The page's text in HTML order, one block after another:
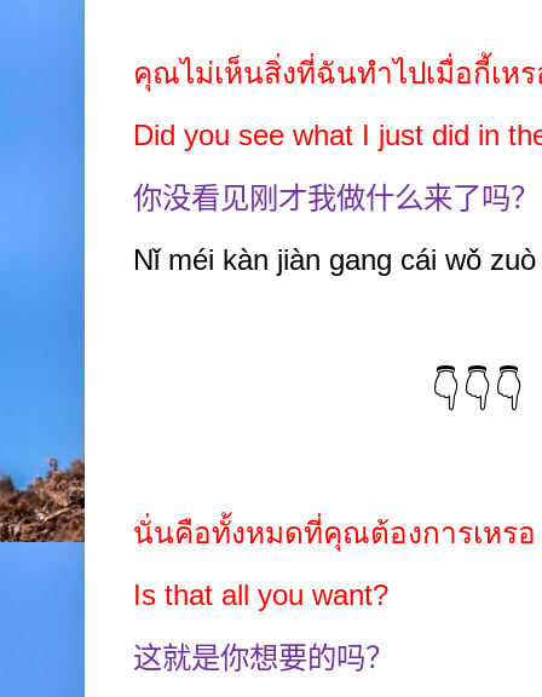
คุณไม่เห็นสิ่งที่ฉันทำไปเมื่อกี้เห
Did you see what I just did in
你没看见刚才我做什么来了吗？
Nǐ méi kàn jiàn gang cái wǒ
👇👇👇
นั่นคือทั้งหมดที่คุณต้องการเหรอ
Is that all you want?
这就是你想要的吗？